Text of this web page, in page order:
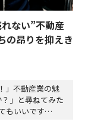
ない”不動産
の昂りを抑えき
」不動産業の魅
」と尋ねてみた
もいいです